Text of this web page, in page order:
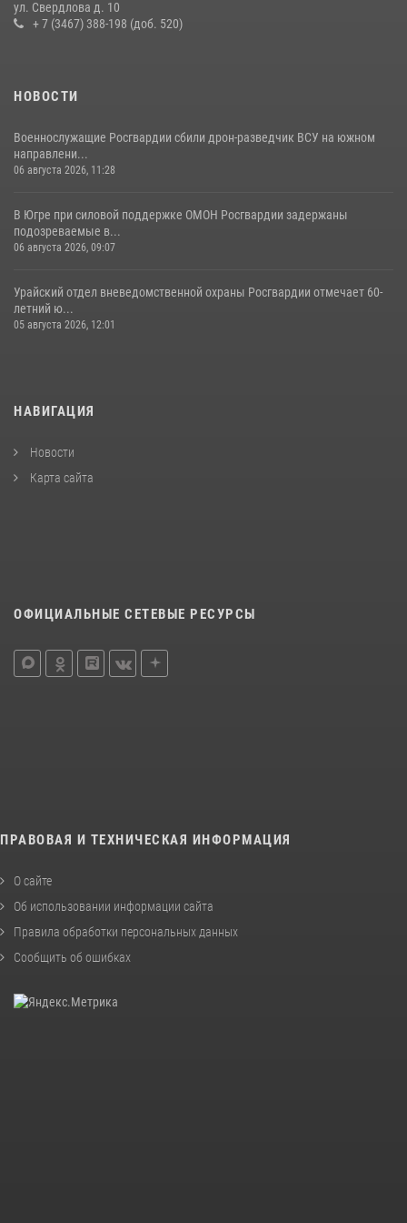
ул. Свердлова д. 10
+ 7 (3467) 388-198 (доб. 520)
НОВОСТИ
Военнослужащие Росгвардии сбили дрон-разведчик ВСУ на южном
направлени...
06 августа 2026, 11:28
В Югре при силовой поддержке ОМОН Росгвардии задержаны
подозреваемые в...
06 августа 2026, 09:07
Урайский отдел вневедомственной охраны Росгвардии отмечает 60-
летний ю...
05 августа 2026, 12:01
НАВИГАЦИЯ
Новости
Карта сайта
ОФИЦИАЛЬНЫЕ СЕТЕВЫЕ РЕСУРСЫ
ПРАВОВАЯ И ТЕХНИЧЕСКАЯ ИНФОРМАЦИЯ
О сайте
Об использовании информации сайта
Правила обработки персональных данных
Сообщить об ошибках